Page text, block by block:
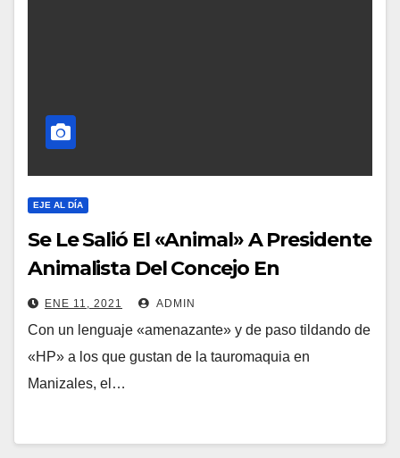
EJE AL DÍA
Se Le Salió El «Animal» A Presidente
Animalista Del Concejo En
Manizales.
ENE 11, 2021 ADMIN
Con un lenguaje «amenazante» y de paso tildando de
«HP» a los que gustan de la tauromaquia en
Manizales, el…